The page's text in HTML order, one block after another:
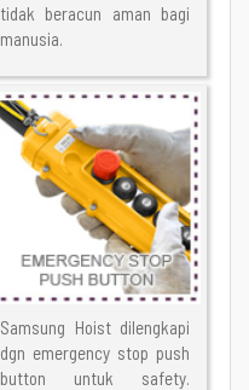
tidak beracun aman bagi
manusia.
Samsung Hoist dilengkapi
dgn emergency stop push
button untuk safety.